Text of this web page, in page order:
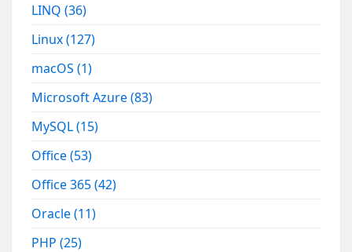
LINQ(36)
Linux(127)
macOS(1)
Microsoft Azure(83)
MySQL(15)
Office(53)
Office 365(42)
Oracle(11)
PHP(25)